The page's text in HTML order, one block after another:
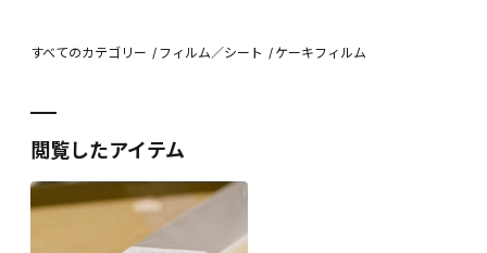
すべてのカテゴリー フィルム／シート ケーキフィルム
閲覧したアイテム